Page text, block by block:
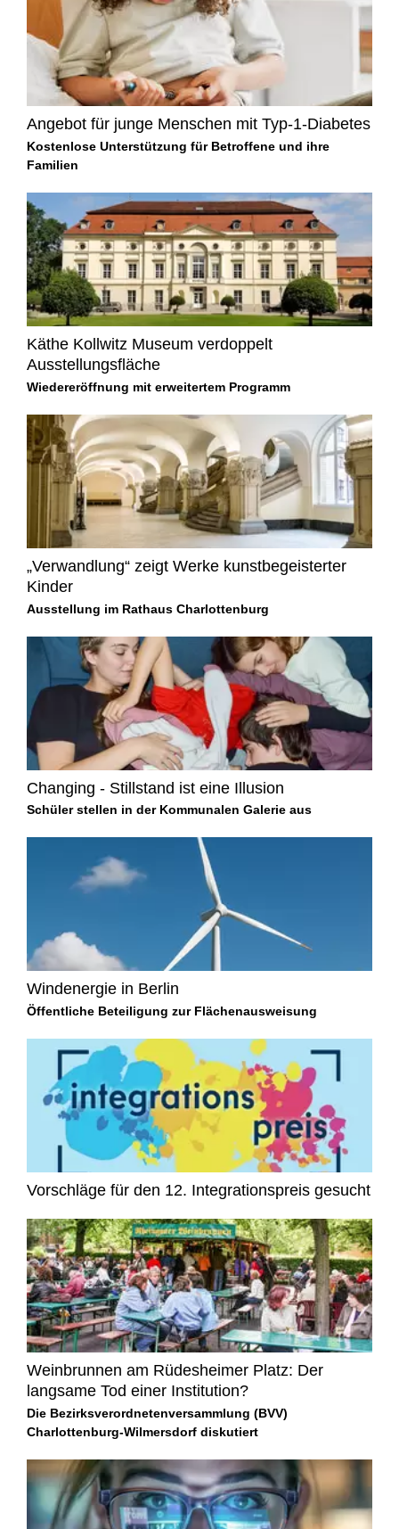
Angebot für junge Menschen mit Typ-1-Diabetes
Kostenlose Unterstützung für Betroffene und ihre
Familien
Käthe Kollwitz Museum verdoppelt
Ausstellungsfläche
Wiedereröffnung mit erweitertem Programm
„Verwandlung“ zeigt Werke kunstbegeisterter
Kinder
Ausstellung im Rathaus Charlottenburg
Changing - Stillstand ist eine Illusion
Schüler stellen in der Kommunalen Galerie aus
Windenergie in Berlin
Öffentliche Beteiligung zur Flächenausweisung
Vorschläge für den 12. Integrationspreis gesucht
Weinbrunnen am Rüdesheimer Platz: Der
langsame Tod einer Institution?
Die Bezirksverordnetenversammlung (BVV)
Charlottenburg-Wilmersdorf diskutiert